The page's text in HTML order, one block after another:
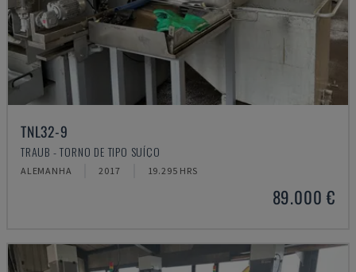
TNL32-9
TRAUB - TORNO DE TIPO SUÍÇO
ALEMANHA 2017 19.295 HRS
89.000 €